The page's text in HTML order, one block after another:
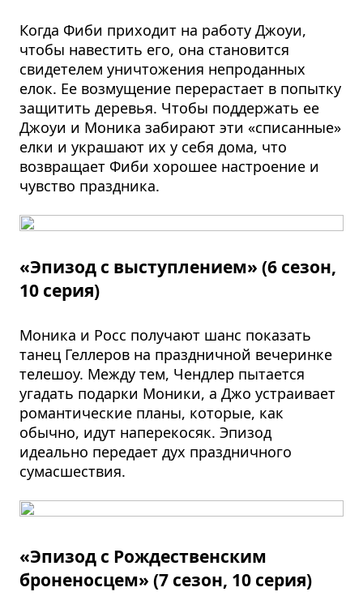
Когда Фиби приходит на работу Джоуи,
чтобы навестить его, она становится
свидетелем уничтожения непроданных
елок. Ее возмущение перерастает в попытку
защитить деревья. Чтобы поддержать ее
Джоуи и Моника забирают эти «списанные»
елки и украшают их у себя дома, что
возвращает Фиби хорошее настроение и
чувство праздника​.
«Эпизод с выступлением» (6 сезон,
10 серия)
Моника и Росс получают шанс показать
танец Геллеров на праздничной вечеринке
телешоу. Между тем, Чендлер пытается
угадать подарки Моники, а Джо устраивает
романтические планы, которые, как
обычно, идут наперекосяк. Эпизод
идеально передает дух праздничного
сумасшествия.
«Эпизод с Рождественским
броненосцем» (7 сезон, 10 серия)